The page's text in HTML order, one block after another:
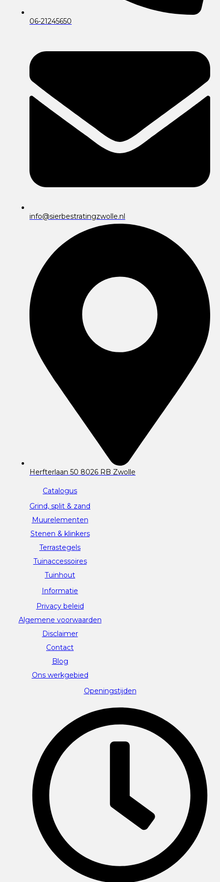
06-21245650
info@sierbestratingzwolle.nl
Herfterlaan 50 8026 RB Zwolle
Catalogus
Grind, split & zand
Muurelementen
Stenen & klinkers
Terrastegels
Tuinaccessoires
Tuinhout
Informatie
Privacy beleid
Algemene voorwaarden
Disclaimer
Contact
Blog
Ons werkgebied
Openingstijden